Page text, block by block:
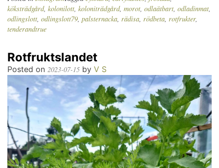
köksträdgård, kolonilott, koloniträdgård, morot, odlaätbart, odladinmat,
odlingslott, odlingslott79, palsternacka, rädisa, rödbeta, rotfrukter,
tenderandtrue
Rotfruktslandet
Posted on 2023-07-15 by V S